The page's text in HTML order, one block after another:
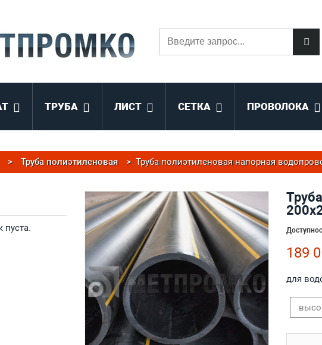
ТРУБА ЛИСТ СЕТКА ПРОВОЛОКА
> Труба полиэтиленовая > Труба полиэтиленовая напорная
189
для
пуста.